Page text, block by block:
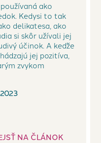
ako
Kedysi to tak
delikatesa, ako
si skôr užívali jej
účinok. A keďže
jej pozitíva,
zvykom
NA ČLÁNOK